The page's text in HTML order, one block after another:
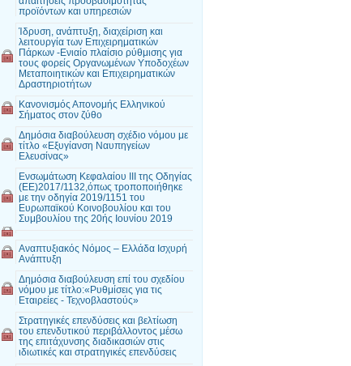
προϊόντων και υπηρεσιών
Ίδρυση, ανάπτυξη, διαχείριση και
λειτουργία των Επιχειρηματικών
Πάρκων -Ενιαίο πλαίσιο ρύθμισης για
τους φορείς Οργανωμένων Υποδοχέων
Μεταποιητικών και Επιχειρηματικών
Δραστηριοτήτων
Κανονισμός Απονομής Ελληνικού
Σήματος στον ζύθο
Δημόσια διαβούλευση σχέδιο νόμου με
τίτλο «Εξυγίανση Ναυπηγείων
Ελευσίνας»
Ενσωμάτωση Κεφαλαίου III της Οδηγίας
(ΕΕ)2017/1132,όπως τροποποιήθηκε
με την οδηγία 2019/1151 του
Ευρωπαϊκού Κοινοβουλίου και του
Συμβουλίου της 20ής Ιουνίου 2019
Αναπτυξιακός Νόμος – Ελλάδα Ισχυρή
Ανάπτυξη
Δημόσια διαβούλευση επί του σχεδίου
νόμου με τίτλο:«Ρυθμίσεις για τις
Εταιρείες - Τεχνοβλαστούς»
Στρατηγικές επενδύσεις και βελτίωση
του επενδυτικού περιβάλλοντος μέσω
της επιτάχυνσης διαδικασιών στις
ιδιωτικές και στρατηγικές επενδύσεις